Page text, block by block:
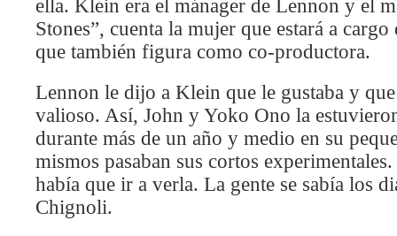
ella. Klein era el mánager de Lennon y el
Stones”, cuenta la mujer que estará a
que también figura como co-productora.
Lennon le dijo a Klein que le gustaba y
valioso. Así, John y Yoko Ono la
durante más de un año y medio en su
mismos pasaban sus cortos
había que ir a verla. La gente se sabía los
Chignoli.